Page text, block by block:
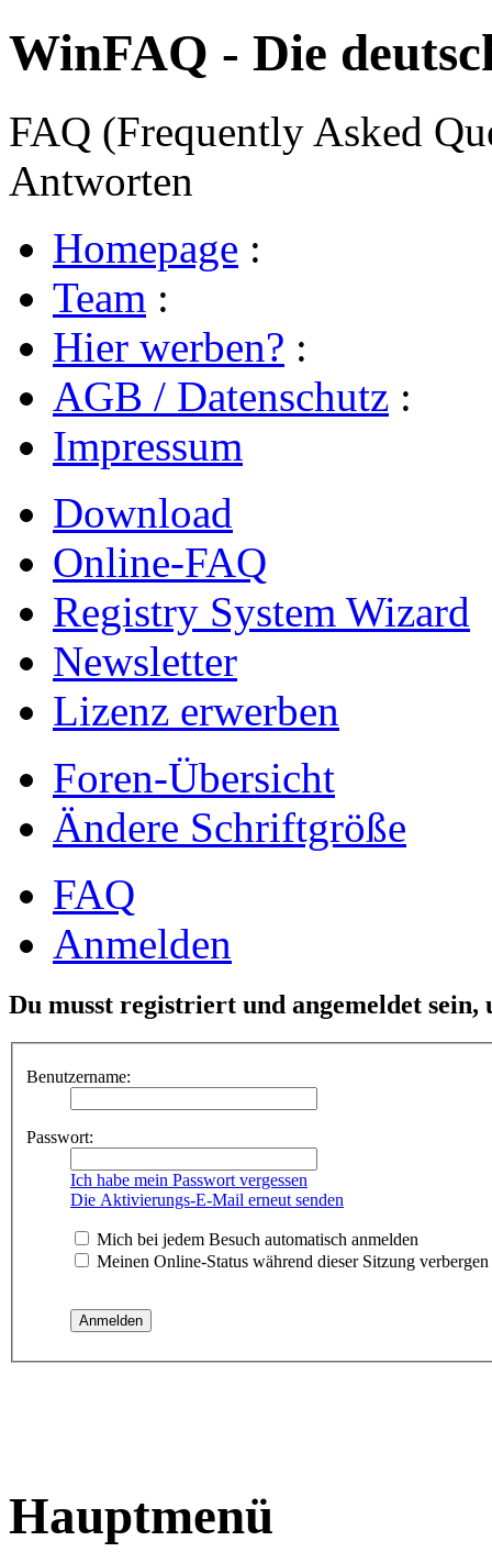
WinFAQ - Die
FAQ (Frequently Asked
Antworten
Homepage :
Team :
Hier werben? :
AGB / Datenschutz :
Impressum
Download
Online-FAQ
Registry System Wizard
Newsletter
Lizenz erwerben
Foren-Übersicht
Ändere Schriftgröße
FAQ
Anmelden
Du musst registriert und angemeldet sein,
Benutzername:
Passwort:
Ich habe mein Passwort vergessen
Die Aktivierungs-E-Mail erneut senden
Mich bei jedem Besuch automatisch anmelden
Meinen Online-Status während dieser Sitzung verbergen
Hauptmenü